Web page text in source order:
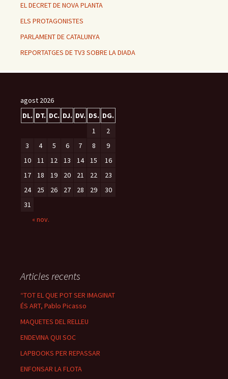
EL DECRET DE NOVA PLANTA
ELS PROTAGONISTES
PARLAMENT DE CATALUNYA
REPORTATGES DE TV3 SOBRE LA DIADA
agost 2026
DL. DT. DC. DJ. DV. DS. DG.
« nov.
1
2
3
4 5 6 7 8
9
10
11 12 13 14 15
16
17
18 19 20 21 22
23
24
25 26 27 28 29
30
31
Articles recents
“TOT EL QUE POT SER IMAGINAT
ÉS ART, Pablo Picasso
MAQUETES DEL RELLEU
ENDEVINA QUI SOC
LAPBOOKS PER REPASSAR
ENFONSAR LA FLOTA